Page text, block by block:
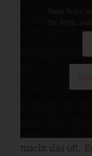
schmeckte
Geruch, der
außer Zeit.
Reglos. Nur
herüber, als
Störung bin
einen
macht das oft.
Diese Seite
der Seite,